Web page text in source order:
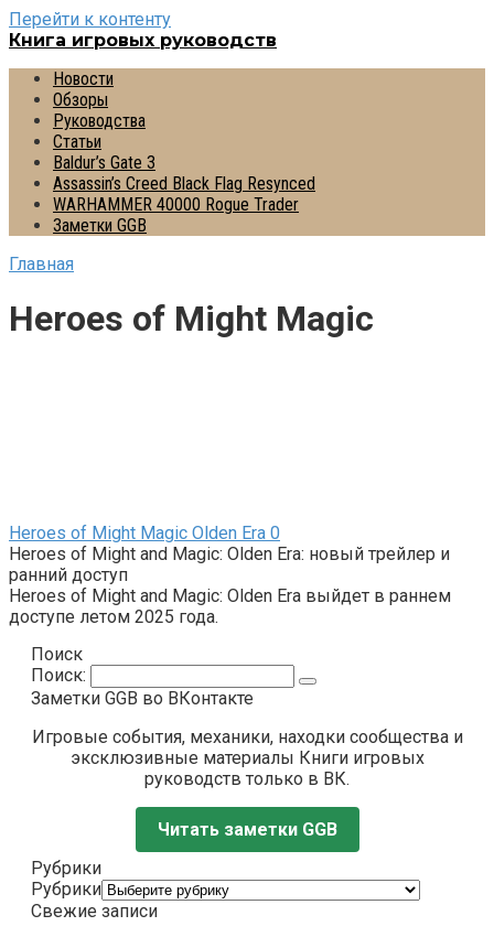
Перейти к контенту
Книга игровых руководств
Новости
Обзоры
Руководства
Статьи
Baldur’s Gate 3
Assassin’s Creed Black Flag Resynced
WARHAMMER 40000 Rogue Trader
Заметки GGB
Главная
Heroes of Might Magic
Heroes of Might Magic Olden Era 0
Heroes of Might and Magic: Olden Era: новый трейлер и
ранний доступ
Heroes of Might and Magic: Olden Era выйдет в раннем
доступе летом 2025 года.
Поиск
Поиск:
Заметки GGB во ВКонтакте
Игровые события, механики, находки сообщества и
эксклюзивные материалы Книги игровых
руководств только в ВК.
Читать заметки GGB
Рубрики
Рубрики
Свежие записи